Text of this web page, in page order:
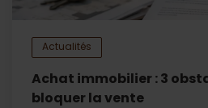
Actualités
Achat immobilier : 3
bloquer la vente